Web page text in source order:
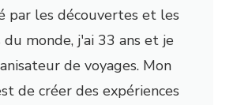
par les découvertes et les
monde, j'ai 33 ans et je
de voyages. Mon
de créer des expériences